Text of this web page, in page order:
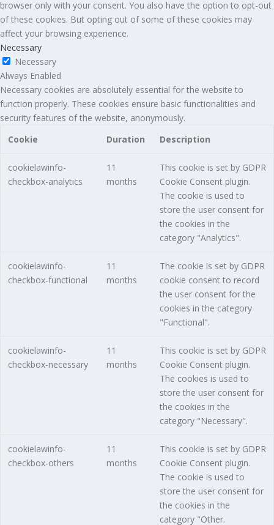
browser only with your consent. You also have the option to opt-out
of these cookies. But opting out of some of these cookies may
affect your browsing experience.
Necessary
Necessary
Always Enabled
Necessary cookies are absolutely essential for the website to
function properly. These cookies ensure basic functionalities and
security features of the website, anonymously.
Cookie
Duration Description
cookielawinfo-
checkbox-analytics
11
months
This cookie is set by GDPR
Cookie Consent plugin.
The cookie is used to
store the user consent for
the cookies in the
category "Analytics".
cookielawinfo-
checkbox-functional
11
months
The cookie is set by GDPR
cookie consent to record
the user consent for the
cookies in the category
"Functional".
cookielawinfo-
checkbox-necessary
11
months
This cookie is set by GDPR
Cookie Consent plugin.
The cookies is used to
store the user consent for
the cookies in the
category "Necessary".
cookielawinfo-
checkbox-others
11
months
This cookie is set by GDPR
Cookie Consent plugin.
The cookie is used to
store the user consent for
the cookies in the
category "Other.